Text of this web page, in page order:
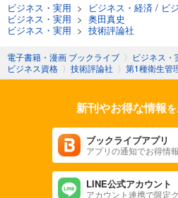
ビジネス・実用 > ビジネス・経済 / ビ
ビジネス・実用 > 奥田真史
ビジネス・実用 > 技術評論社
電子書籍・漫画 ブックライブ 〉 ビジネス・
ビジネス資格 〉 技術評論社 〉 第1種衛生管
新刊やお得な情報
ブックライブアプリ
アプリの通知でお得情
LINE公式アカウント
アカウント連携で限定